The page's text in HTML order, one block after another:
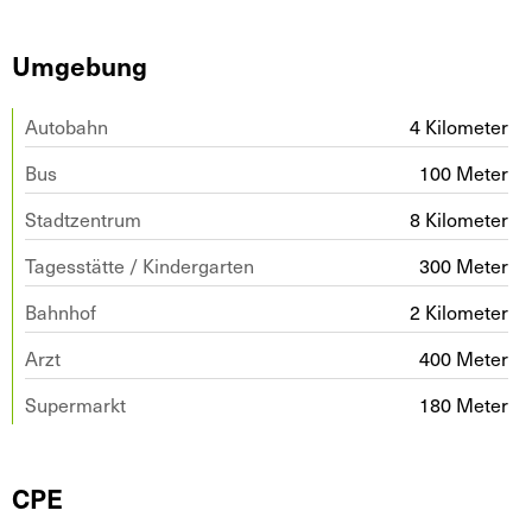
Umgebung
Autobahn
4 Kilometer
Bus
100 Meter
Stadtzentrum
8 Kilometer
Tagesstätte / Kindergarten
300 Meter
Bahnhof
2 Kilometer
Arzt
400 Meter
Supermarkt
180 Meter
CPE